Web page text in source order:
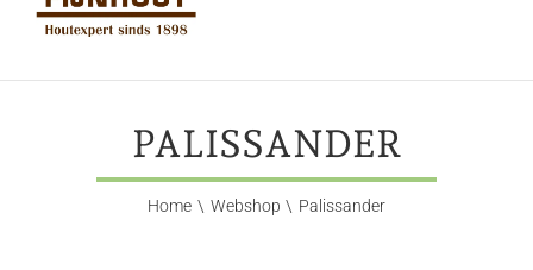
PALISSANDER
Home Webshop Palissander